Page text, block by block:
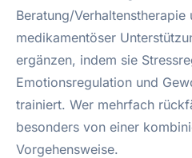
Beratung/Verhaltenstherapie
medikamentöser
ergänzen, indem sie
Emotionsregulation und
trainiert. Wer mehrfach
besonders von einer
Vorgehensweise.